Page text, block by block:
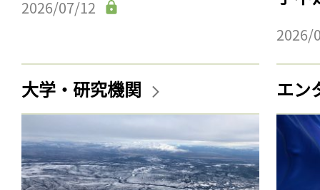
2026/07/12
2026/
大学・研究機関 エン